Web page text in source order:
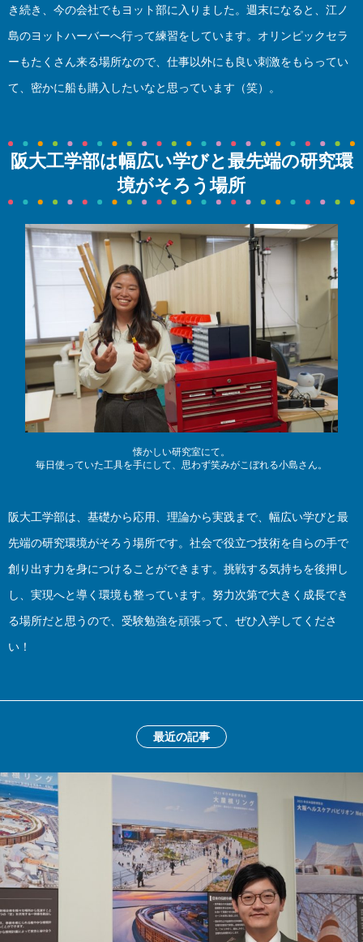
き続き、今の会社でもヨット部に入りました。週末になると、江ノ
島のヨットハーバーへ行って練習をしています。オリンピックセラ
ーもたくさん来る場所なので、仕事以外にも良い刺激をもらってい
て、密かに船も購入したいなと思っています（笑）。
阪大工学部は幅広い学びと最先端の研究環
境がそろう場所
懐かしい研究室にて。
毎日使っていた工具を手にして、思わず笑みがこぼれる小島さん。
阪大工学部は、基礎から応用、理論から実践まで、幅広い学びと最
先端の研究環境がそろう場所です。社会で役立つ技術を自らの手で
創り出す力を身につけることができます。挑戦する気持ちを後押し
し、実現へと導く環境も整っています。努力次第で大きく成長でき
る場所だと思うので、受験勉強を頑張って、ぜひ入学してくださ
い！
最近の記事